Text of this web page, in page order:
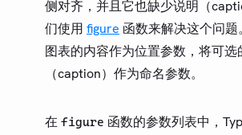
侧对齐，并且它也缺少说明（
们使用 figure 函数来解决这个问
图表的内容作为位置参数，将可选
（caption）作为命名参数。
在 figure 函数的参数列表中，